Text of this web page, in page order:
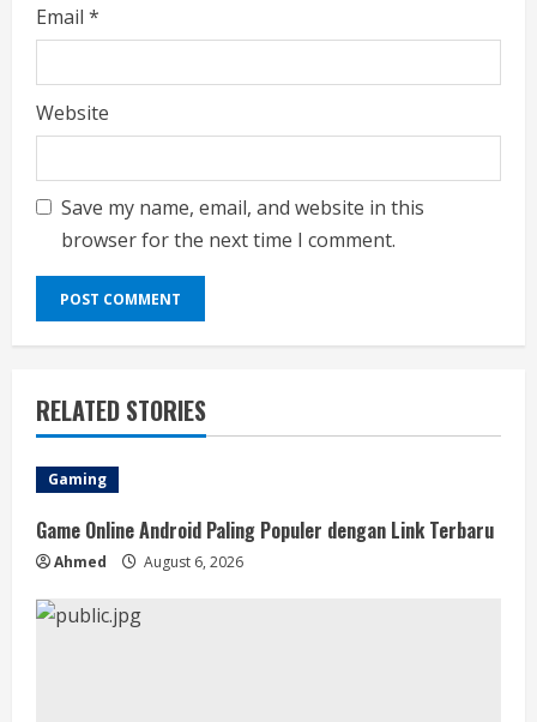
Email *
Website
Save my name, email, and website in this
browser for the next time I comment.
RELATED STORIES
Gaming
Game Online Android Paling Populer dengan Link Terbaru
Ahmed August 6, 2026